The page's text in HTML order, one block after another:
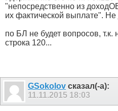
"непосредственно из
их фактической выплате".
по БЛ не будет вопросов, т.к.
строка 120...
GSokolov сказал(-а):
11.11.2015 18:03